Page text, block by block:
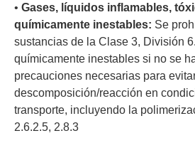
• Gases, líquidos inflamables,
químicamente inestables: Se
sustancias de la Clase 3, División
químicamente inestables si no se
precauciones necesarias para
descomposición/reacción en
transporte, incluyendo la
2.6.2.5, 2.8.3